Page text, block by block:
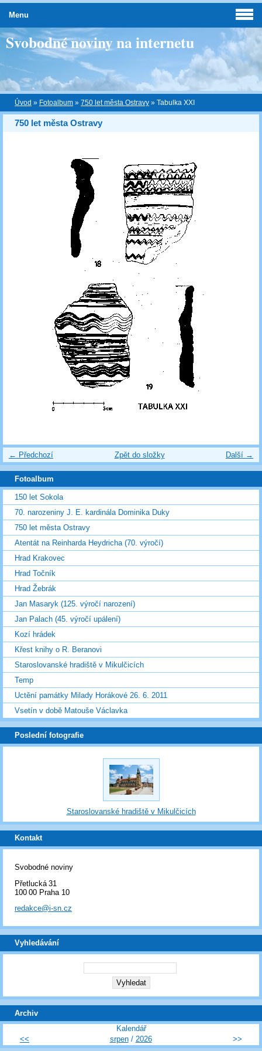
Svobodné noviny na internetu
Úvod » Fotoalbum » 750 let města Ostravy » Tabulka XXI
750 let města Ostravy
← Předchozí Další →
Zpět do složky
Menu
Fotoalbum
150 let Sokola
70. narozeniny J. E. kardinála Dominika Duky
750 let města Ostravy
Atentát na Reinharda Heydricha (70. výročí)
Hrad Krakovec
Hrad Točník
Hrad Žebrák
Jan Masaryk (125. výročí narození)
Jan Palach (45. výročí upálení)
Kozí hrádek
Křest knihy o R. Beranovi
Staroslovanské hradiště v Mikulčicích
Temp
Uctění památky Milady Horákové 26. 6. 2011
Vsetín v době Matouše Václavka
Poslední fotografie
Staroslovanské hradiště v Mikulčicích
Kontakt
Svobodné noviny
Přetlucká 31
100 00 Praha 10
redakce@i-sn.cz
Vyhledávání
Archiv
Kalendář
<<
srpen/ 2026 >>